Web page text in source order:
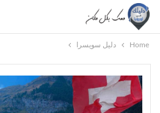
Home دليل سويسرا